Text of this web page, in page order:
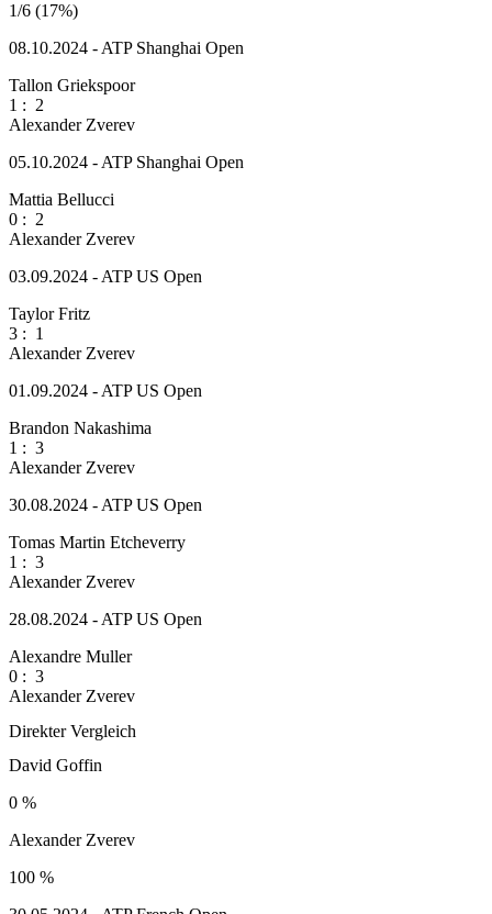
1/6 (17%)
08.10.2024 - ATP Shanghai Open
Tallon Griekspoor
1 : 2
Alexander Zverev
05.10.2024 - ATP Shanghai Open
Mattia Bellucci
0 : 2
Alexander Zverev
03.09.2024 - ATP US Open
Taylor Fritz
3 : 1
Alexander Zverev
01.09.2024 - ATP US Open
Brandon Nakashima
1 : 3
Alexander Zverev
30.08.2024 - ATP US Open
Tomas Martin Etcheverry
1 : 3
Alexander Zverev
28.08.2024 - ATP US Open
Alexandre Muller
0 : 3
Alexander Zverev
Direkter Vergleich
David Goffin
0 %
Alexander Zverev
100 %